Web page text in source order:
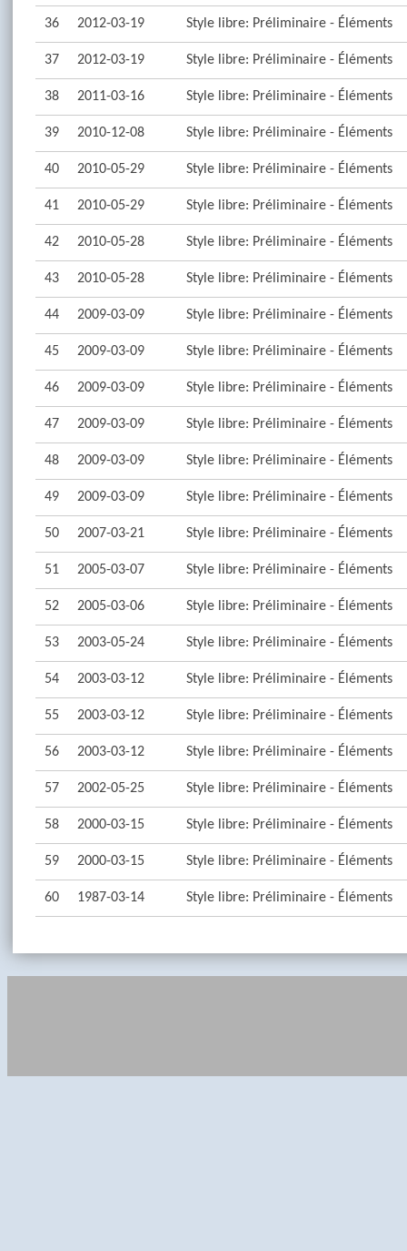
36 2012-03-19 Style libre: Préliminaire - Éléments
37 2012-03-19 Style libre: Préliminaire - Éléments
38 2011-03-16 Style libre: Préliminaire - Éléments
39 2010-12-08 Style libre: Préliminaire - Éléments
40 2010-05-29 Style libre: Préliminaire - Éléments
41 2010-05-29 Style libre: Préliminaire - Éléments
42 2010-05-28 Style libre: Préliminaire - Éléments
43 2010-05-28 Style libre: Préliminaire - Éléments
44 2009-03-09 Style libre: Préliminaire - Éléments
45 2009-03-09 Style libre: Préliminaire - Éléments
46 2009-03-09 Style libre: Préliminaire - Éléments
47 2009-03-09 Style libre: Préliminaire - Éléments
48 2009-03-09 Style libre: Préliminaire - Éléments
49 2009-03-09 Style libre: Préliminaire - Éléments
50 2007-03-21 Style libre: Préliminaire - Éléments
51 2005-03-07 Style libre: Préliminaire - Éléments
52 2005-03-06 Style libre: Préliminaire - Éléments
53 2003-05-24 Style libre: Préliminaire - Éléments
54 2003-03-12 Style libre: Préliminaire - Éléments
55 2003-03-12 Style libre: Préliminaire - Éléments
56 2003-03-12 Style libre: Préliminaire - Éléments
57 2002-05-25 Style libre: Préliminaire - Éléments
58 2000-03-15 Style libre: Préliminaire - Éléments
59 2000-03-15 Style libre: Préliminaire - Éléments
60 1987-03-14 Style libre: Préliminaire - Éléments